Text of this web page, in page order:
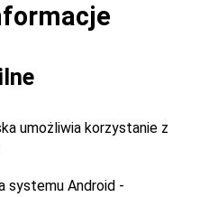
umożliwia korzystanie z
systemu Android -